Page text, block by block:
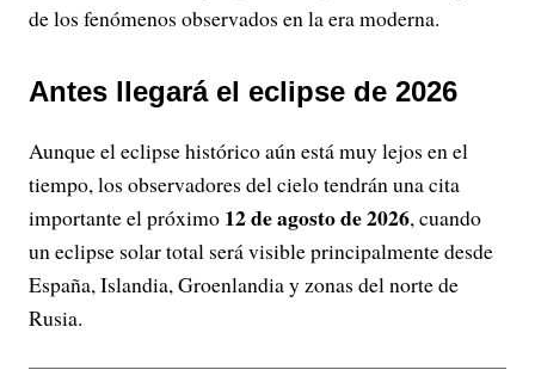
de los fenómenos observados en la era moderna.
Antes llegará el eclipse de 2026
Aunque el eclipse histórico aún está muy lejos en el
tiempo, los observadores del cielo tendrán una cita
importante el próximo 12 de agosto de 2026, cuando
un eclipse solar total será visible principalmente desde
España, Islandia, Groenlandia y zonas del norte de
Rusia.